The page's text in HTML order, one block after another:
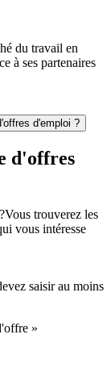
du travail en
à ses partenaires
d'emploi ?
d'offres
Vous trouverez les
vous intéresse
saisir au moins
»